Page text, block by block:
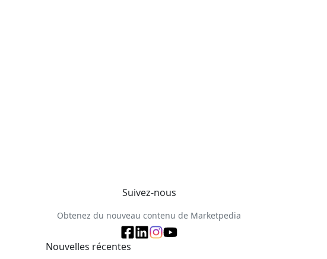
Suivez-nous
Obtenez du nouveau contenu de Marketpedia
Nouvelles récentes